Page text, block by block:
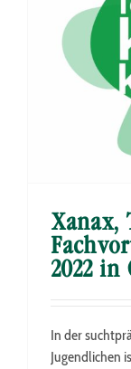
Xanax,
2022 in
In der
Jugendlichen